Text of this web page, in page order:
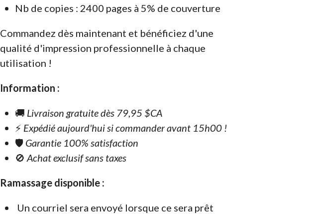
Nb de copies : 2400 pages à 5% de couverture
Commandez dès maintenant et bénéficiez d'une
qualité d'impression professionnelle à chaque
utilisation !
Information :
🚚 Livraison gratuite dès 79,95 $CA
⚡ Expédié aujourd'hui si commander avant 15h00 !
🛡️ Garantie 100% satisfaction
🚫 Achat exclusif sans taxes
Ramassage disponible :
Un courriel sera envoyé lorsque ce sera prêt